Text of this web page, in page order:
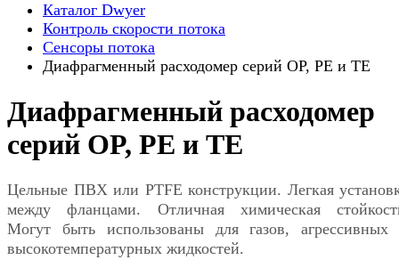
Каталог Dwyer
Контроль скорости потока
Сенсоры потока
Диафрагменный расходомер серий OP, PE и TE
Диафрагменный расходомер
серий OP, PE и TE
Цельные ПВХ или PTFE конструкции. Легкая
между фланцами. Отличная химическая
Могут быть использованы для газов, агрессивных
высокотемпературных жидкостей.